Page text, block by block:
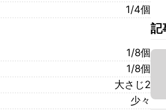
1/4個
1/8個
1/8個
大さじ2
少々
記